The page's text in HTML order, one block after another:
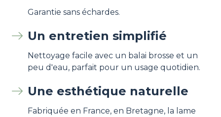
Garantie sans échardes.
Un entretien simplifié
Nettoyage facile avec un balai brosse et un
peu d'eau, parfait pour un usage quotidien.
Une esthétique naturelle
Fabriquée en France, en Bretagne, la lame